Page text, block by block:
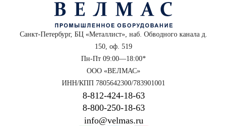
Санкт-Петербург, БЦ «Металлист», наб. Обводного канала д.
150, оф. 519
Пн-Пт 09:00—18:00*
ООО «ВЕЛМАС»
ИНН/КПП 7805642300/783901001
8‑812‑424‑18‑63
8‑800‑250‑18‑63
info@velmas.ru